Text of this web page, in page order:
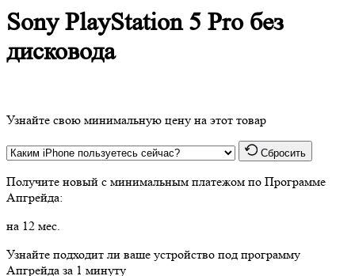
Sony PlayStation 5 Pro без
дисковода
Узнайте свою минимальную цену на этот товар
Сбросить
Получите новый с минимальным платежом по Программе
Апгрейда:
на 12 мес.
Узнайте подходит ли ваше устройство под программу
Апгрейда за 1 минуту